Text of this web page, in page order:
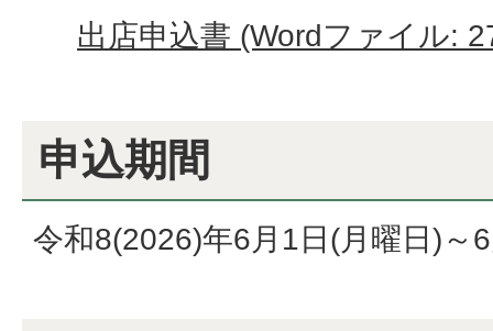
出店申込書 (Wordファイル:
申込期間
令和8(2026)年6月1日(月曜日)～